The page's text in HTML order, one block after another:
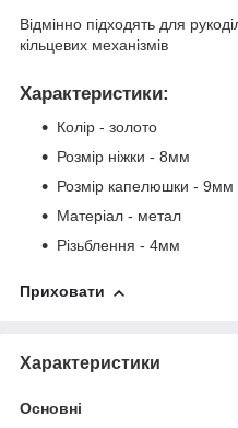
Відмінно підходять для
кільцевих механізмів
Характеристики:
Колір - золото
Розмір ніжки - 8мм
Розмір капелюшки - 9мм
Матеріал - метал
Різьблення - 4мм
Приховати
Характеристики
Основні